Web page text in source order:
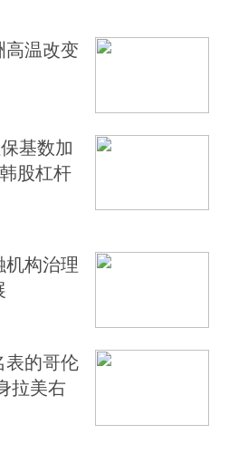
高温改变
基数加
股杠杆
机构治理
表的哥伦
拉美右